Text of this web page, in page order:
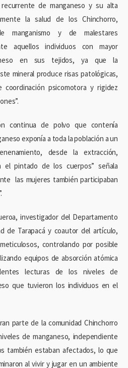
de manganeso y su alta
la salud de los Chinchorro,
manganismo y de malestares
aquellos individuos con mayor
en sus tejidos, ya que la
mineral produce risas patológicas,
coordinación psicomotora y rigidez
continua de polvo que contenía
exponía a toda la población a un
desde la extracción,
el pintado de los cuerpos” señala
las mujeres también participaban
investigador del Departamento
de Tarapacá y coautor del artículo,
controlando por posible
equipos de absorción atómica
lecturas de los niveles de
que tuvieron los individuos en el
parte de la comunidad Chinchorro
de manganeso, independiente
también estaban afectados, lo que
al vivir y jugar en un ambiente